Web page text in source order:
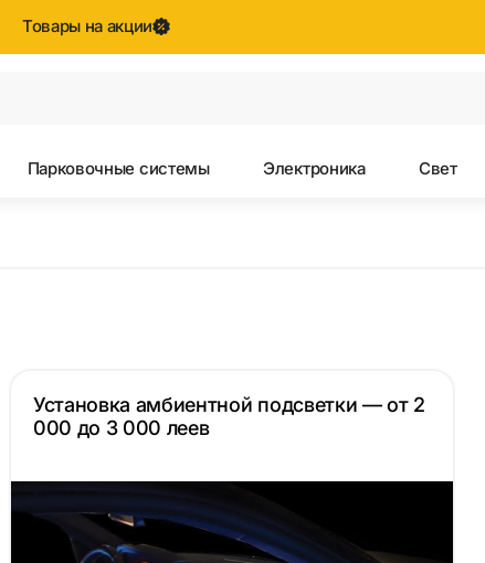
Товары на акции
Все результаты поиска [0 товаров]
Парковочные системы Электроника Свет
Установка амбиентной подсветки — от 2
000 до 3 000 леев